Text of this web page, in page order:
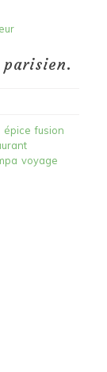
épice fusion
voyage